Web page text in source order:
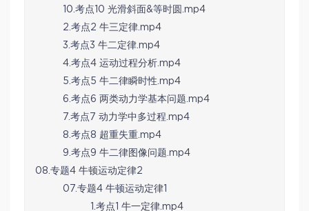
10.考点10 光滑斜面&等时圆.mp4
2.考点2 牛三定律.mp4
3.考点3 牛二定律.mp4
4.考点4 运动过程分析.mp4
5.考点5 牛二律瞬时性.mp4
6.考点6 两类动力学基本问题.mp4
7.考点7 动力学中多过程.mp4
8.考点8 超重失重.mp4
9.考点9 牛二律图像问题.mp4
08.专题4 牛顿运动定律2
07.专题4 牛顿运动定律1
1.考点1 牛一定律.mp4